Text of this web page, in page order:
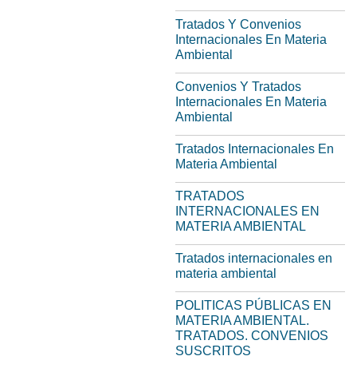
Tratados Y Convenios
Internacionales En Materia
Ambiental
Convenios Y Tratados
Internacionales En Materia
Ambiental
Tratados Internacionales En
Materia Ambiental
TRATADOS
INTERNACIONALES EN
MATERIA AMBIENTAL
Tratados internacionales en
materia ambiental
POLITICAS PÚBLICAS EN
MATERIA AMBIENTAL.
TRATADOS. CONVENIOS
SUSCRITOS